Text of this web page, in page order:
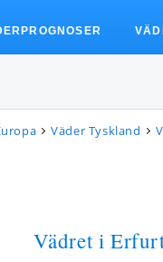
Väder Tyskland
Vädret i